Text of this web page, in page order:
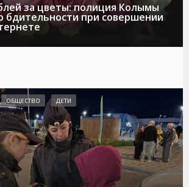
за цветы: полиция Колымы
бдительности при совершении
ОБЩЕСТВО ДЕТИ